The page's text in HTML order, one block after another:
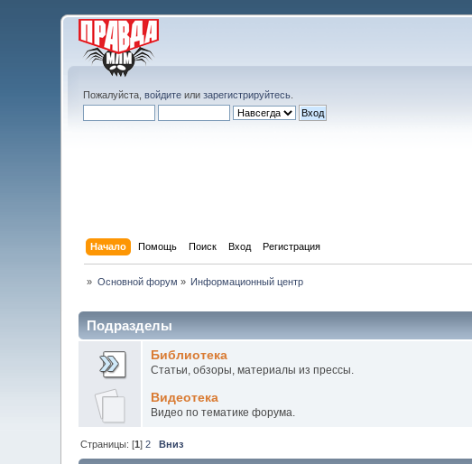
Пожалуйста,войдите илизарегистрируйтесь
Начало Помощь Поиск Вход Регистрация
» Основной форум » Информационный центр
Подразделы
Библиотека
Статьи, обзоры, материалы из прессы.
Видеотека
Видео по тематике форума.
Страницы: [1]2 Вниз